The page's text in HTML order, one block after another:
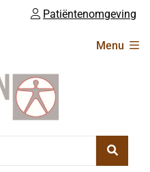
Patiëntenomgeving
Menu